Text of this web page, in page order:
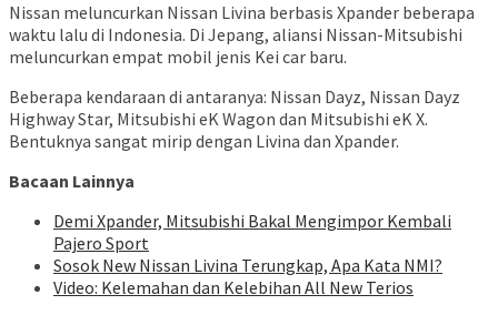
Nissan meluncurkan Nissan Livina berbasis Xpander beberapa
waktu lalu di Indonesia. Di Jepang, aliansi Nissan-Mitsubishi
meluncurkan empat mobil jenis Kei car baru.
Beberapa kendaraan di antaranya: Nissan Dayz, Nissan Dayz
Highway Star, Mitsubishi eK Wagon dan Mitsubishi eK X.
Bentuknya sangat mirip dengan Livina dan Xpander.
Bacaan Lainnya
Demi Xpander, Mitsubishi Bakal Mengimpor Kembali
Pajero Sport
Sosok New Nissan Livina Terungkap, Apa Kata NMI?
Video: Kelemahan dan Kelebihan All New Terios